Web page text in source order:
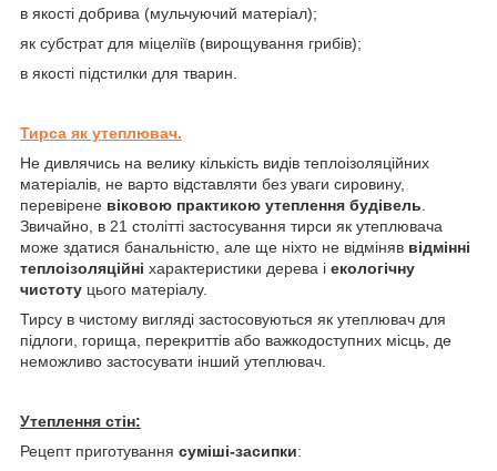
в якості добрива (мульчуючий матеріал);
як субстрат для міцеліїв (вирощування грибів);
в якості підстилки для тварин.
Тирса як утеплювач.
Не дивлячись на велику кількість видів теплоізоляційних
матеріалів, не варто відставляти без уваги сировину,
перевірене віковою практикою утеплення будівель
Звичайно, в 21 столітті застосування тирси як утеплювача
може здатися банальністю, але ще ніхто не відміняв відмінні
теплоізоляційні характеристики дерева і екологічну
чистоту цього матеріалу.
Тирсу в чистому вигляді застосовуються як утеплювач для
підлоги, горища, перекриттів або важкодоступних місць, де
неможливо застосувати інший утеплювач.
Утеплення стін:
Рецепт приготування суміші-засипки: